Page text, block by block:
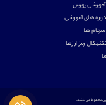
بورس
های آموزشی
ها
رمز ارزها
محفوظ می باشد.